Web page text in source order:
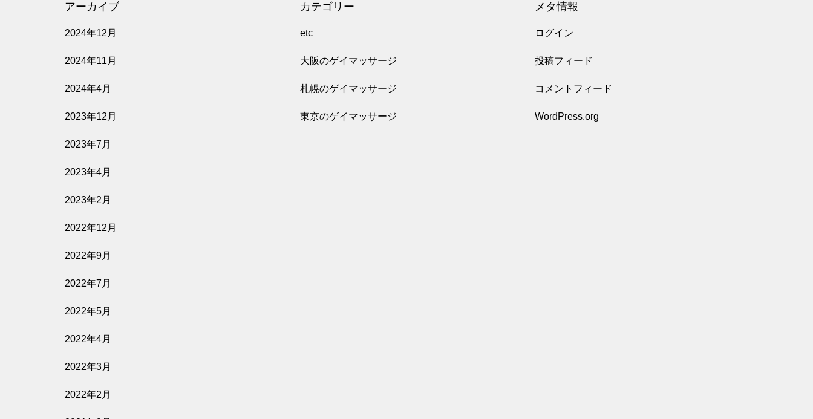
アーカイブ
2024年12月
2024年11月
2024年4月
2023年12月
2023年7月
2023年4月
2023年2月
2022年12月
2022年9月
2022年7月
2022年5月
2022年4月
2022年3月
2022年2月
カテゴリー
etc
大阪のゲイマッサージ
札幌のゲイマッサージ
東京のゲイマッサージ
メタ情報
ログイン
投稿フィード
コメントフィード
WordPress.org